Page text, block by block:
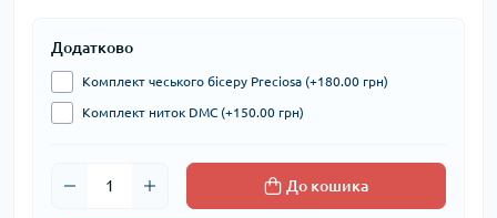
Додатково
Комплект чеського бісеру Preciosa (+180.00 грн)
Комплект ниток DMC (+150.00 грн)
До кошика